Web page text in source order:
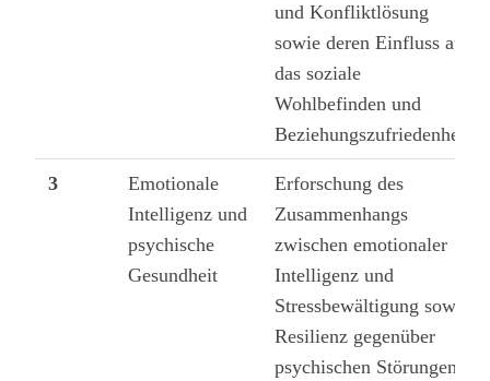
und Konfliktlösung
sowie deren Einfluss auf
das soziale
Wohlbefinden und
Beziehungszufriedenheit.
3
Emotionale
Intelligenz und
psychische
Gesundheit
Erforschung des
Zusammenhangs
zwischen emotionaler
Intelligenz und
Stressbewältigung sowie
Resilienz gegenüber
psychischen Störungen.